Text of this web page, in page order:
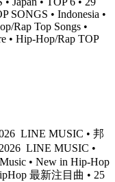
SONGS • Indonesia •
Rap Top Songs •
• Hip-Hop/Rap TOP
LINE MUSIC • 邦
LINE MUSIC •
• New in Hip-Hop
最新注目曲 • 25